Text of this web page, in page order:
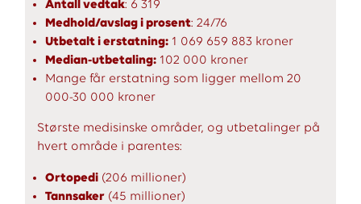
Antall vedtak: 6 319
Medhold/avslag i prosent: 24/76
Utbetalt i erstatning: 1 069 659 883 kroner
Median-utbetaling: 102 000 kroner
Mange får erstatning som ligger mellom 20
000-30 000 kroner
Største medisinske områder, og utbetalinger på
hvert område i parentes:
Ortopedi (206 millioner)
Tannsaker (45 millioner)